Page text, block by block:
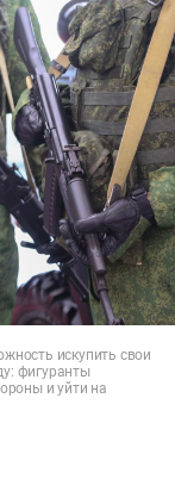
искупить свои
фигуранты
и уйти на